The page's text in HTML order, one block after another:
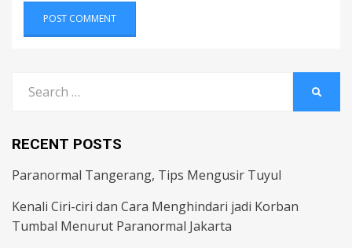
for:
RECENT POSTS
Paranormal Tangerang, Tips Mengusir Tuyul
Kenali Ciri-ciri dan Cara Menghindari jadi Korban
Tumbal Menurut Paranormal Jakarta